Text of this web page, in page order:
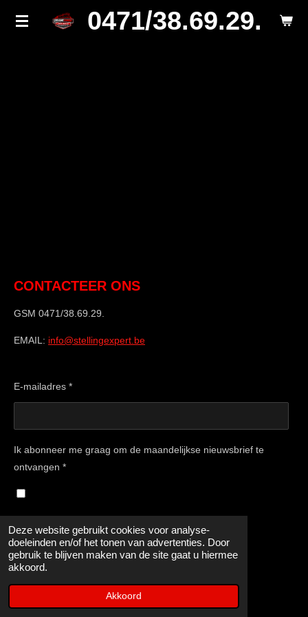
Deze website gebruikt cookies voor analyse-
doeleinden en/of het tonen van advertenties. Door
gebruik te blijven maken van de site gaat u hiermee
akkoord.
Akkoord
Ga
0471/38.69.29.
CONTACTEER ONS
GSM 0471/38.69.29.
EMAIL: info@stellingexpert.be
E-mailadres *
Ik abonneer me graag om de maandelijkse nieuwsbrief te
ontvangen *
Verzenden
Alle prijzen zijn excl btw